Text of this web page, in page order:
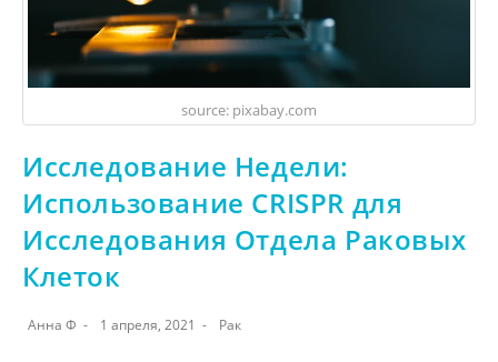
source: pixabay.com
Исследование Недели:
Использование CRISPR для
Исследования Отдела Раковых
Клеток
Анна Ф 1 апреля, 2021 Рак